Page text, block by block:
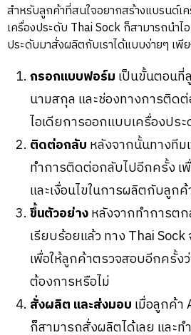
สำหรับลูกค้าที่สนใจอยากสร้างแบรนด์เ
เครื่องประดับ Thai Sock ก็สามารถนำไ
ประดับมาสั่งผลิตกับเราได้แบบง่ายๆ เ
กรอกแบบฟอร์ม เป็นขั้นตอน
นามสกุล และช่องทางการติด
ไอเดียการออกแบบเครื่องปร
ติดต่อกลับ หลังจากนั้นทางทีม
ทำการติดต่อกลับไปอีกครั้ง เ
และเงื่อนไขในการผลิตกับลูกค้
ขึ้นตัวอย่างหลังจากทำการตก
เรียบร้อยแล้ว ทาง Thai
เพื่อให้ลูกค้าตรวจสอบอีกครั้ง
ต้องการหรือไม่
สั่งผลิต และส่งมอบ เมื่อลูกค้า
ก็สามารถสั่งผลิตได้เลย และ